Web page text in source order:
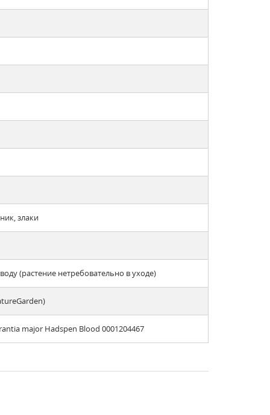
злаки
(растение нетребовательно в уходе)
major Hadspen Blood 0001204467